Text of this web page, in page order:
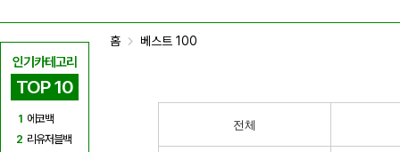
인기카테고리
TOP 10
1 에코백
2 리유저블백
홈 베스트 100
전체